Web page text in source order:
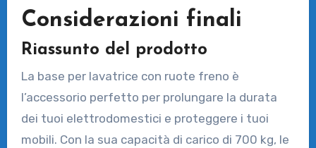
Considerazioni finali
Riassunto del prodotto
La base per lavatrice con ruote freno è
l’accessorio perfetto per prolungare la durata
dei tuoi elettrodomestici e proteggere i tuoi
mobili. Con la sua capacità di carico di 700 kg, le